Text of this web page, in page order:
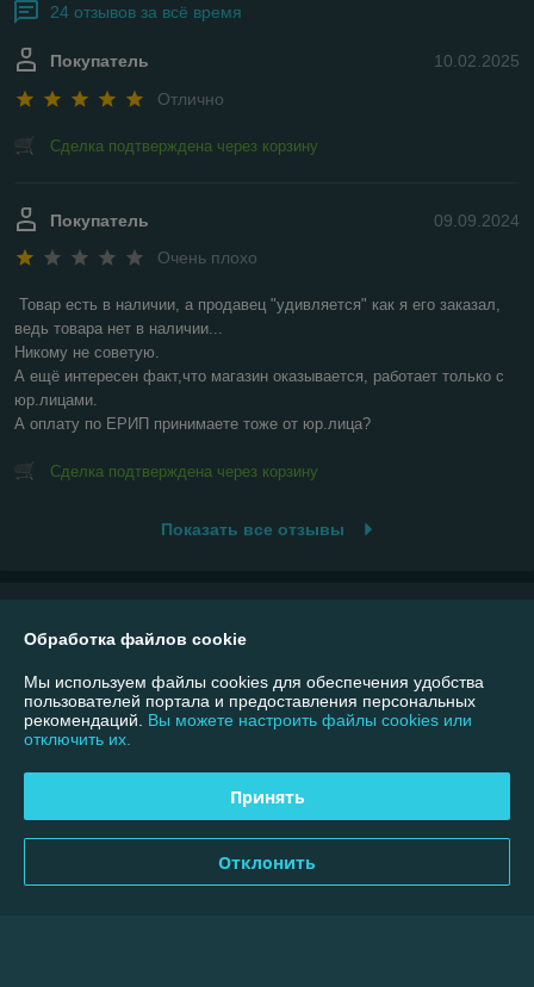
24 отзывов за всё время
10.02.2025
Покупатель
Отлично
Сделка подтверждена через корзину
09.09.2024
Покупатель
Очень плохо
Товар есть в наличии, а продавец "удивляется" как я его заказал,
ведь товара нет в наличии...
Никому не советую.
А ещё интересен факт,что магазин оказывается, работает только с
юр.лицами.
А оплату по ЕРИП принимаете тоже от юр.лица?
Сделка подтверждена через корзину
Показать все отзывы
Доставка и оплата
График работы
Полная версия сайта
Политика обработки cookies
Обработка файлов cookie
Мы используем файлы cookies для обеспечения удобства
пользователей портала и предоставления персональных
рекомендаций. Вы можете настроить файлы cookies или
отключить их.
Принять
Отклонить